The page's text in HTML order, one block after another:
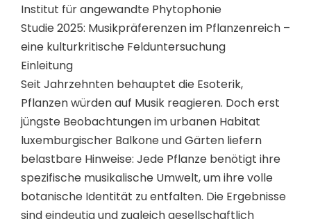
Institut für angewandte Phytophonie
Studie 2025: Musikpräferenzen im Pflanzenreich –
eine kulturkritische Felduntersuchung
Einleitung
Seit Jahrzehnten behauptet die Esoterik,
Pflanzen würden auf Musik reagieren. Doch erst
jüngste Beobachtungen im urbanen Habitat
luxemburgischer Balkone und Gärten liefern
belastbare Hinweise: Jede Pflanze benötigt ihre
spezifische musikalische Umwelt, um ihre volle
botanische Identität zu entfalten. Die Ergebnisse
sind eindeutig und zugleich gesellschaftlich